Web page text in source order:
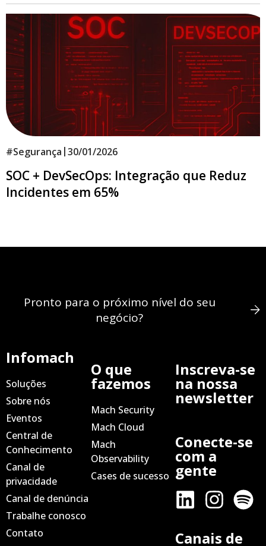
#Segurança |30/01/2026
SOC + DevSecOps: Integração que Reduz
Incidentes em 65%
Pronto para o próximo nível do seu
negócio?
Infomach
Soluções
Sobre nós
Eventos
Central de
Conhecimento
Canal de
privacidade
Canal de denúncia
Trabalhe conosco
Contato
O que
fazemos
Mach Security
Mach Cloud
Mach
Observability
Cases de sucesso
Inscreva-se
na nossa
newsletter
Conecte-se
com a
gente
Canais de